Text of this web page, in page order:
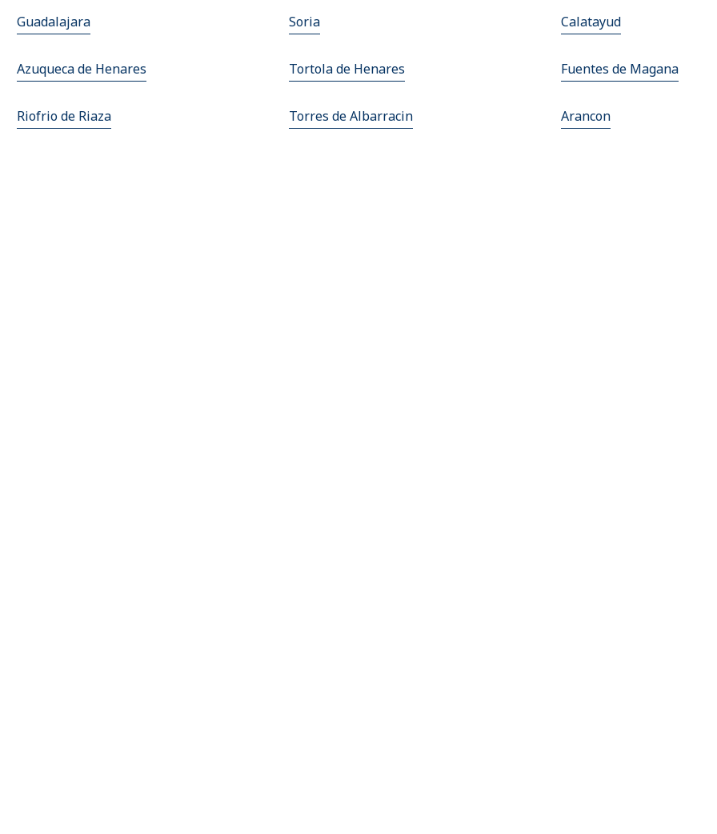
Guadalajara Soria Calatayud
Azuqueca de Henares Tortola de Henares Fuentes de Magana
Riofrio de Riaza Torres de Albarracin Arancon